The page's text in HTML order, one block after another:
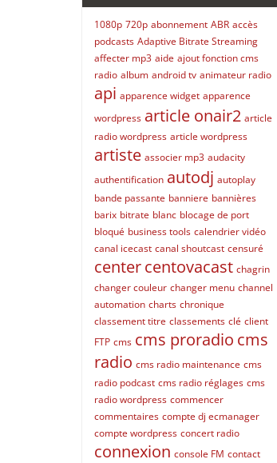
1080p 720p abonnement ABR accès
podcasts Adaptive Bitrate Streaming
affecter mp3 aide ajout fonction cms
radio album android tv animateur radio
api apparence widget apparence
wordpress article onair2 article
radio wordpress article wordpress
artiste associer mp3 audacity
authentification autodj autoplay
bande passante banniere bannières
barix bitrate blanc blocage de port
bloqué business tools calendrier vidéo
canal icecast canal shoutcast censuré
centercentovacast chagrin
changer couleur changer menu channel
automation charts chronique
classement titre classements clé client
FTP cms cms proradio cms
radio cms radio maintenance cms
radio podcast cms radio réglages cms
radio wordpress commencer
commentaires compte dj ecmanager
compte wordpress concert radio
connexion console FM contact